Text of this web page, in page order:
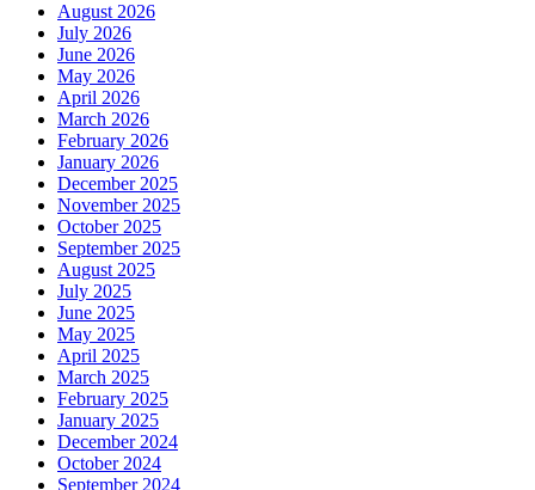
August 2026
July 2026
June 2026
May 2026
April 2026
March 2026
February 2026
January 2026
December 2025
November 2025
October 2025
September 2025
August 2025
July 2025
June 2025
May 2025
April 2025
March 2025
February 2025
January 2025
December 2024
October 2024
September 2024